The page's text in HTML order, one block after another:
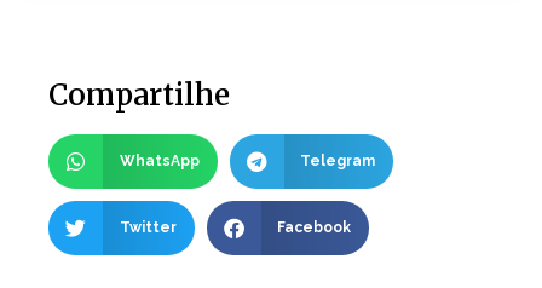
Compartilhe
WhatsApp Telegram
Twitter Facebook